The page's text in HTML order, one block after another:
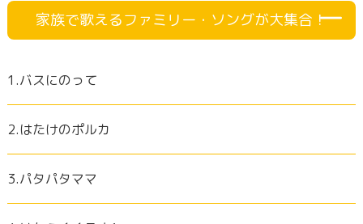
家族で歌えるファミリー・ソングが大集合！
1.バスにのって
2.はたけのポルカ
3.パタパタママ